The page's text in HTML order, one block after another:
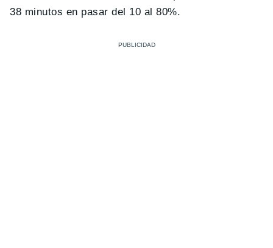
38 minutos en pasar del 10 al 80%.